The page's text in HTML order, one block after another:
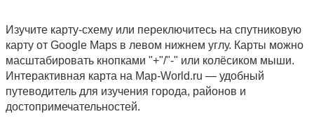
Изучите карту-схему или переключитесь на спутниковую
карту от Google Maps в левом нижнем углу. Карты можно
масштабировать кнопками "+"/"-" или колёсиком мыши.
Интерактивная карта на Map-World.ru — удобный
путеводитель для изучения города, районов и
достопримечательностей.